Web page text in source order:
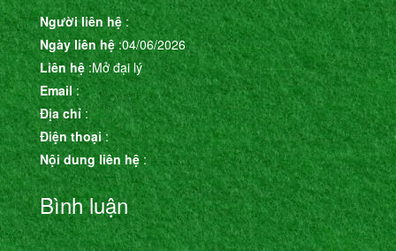
Người liên hệ:
Ngày liên hệ :04/06/2026
Liên hệ:Mở đại lý
Email:
Địa chỉ:
Điện thoại:
Nội dung liên hệ:
Bình luận